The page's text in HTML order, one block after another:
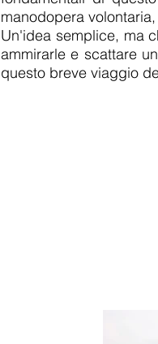
manodopera
Un'idea semplice, ma
ammirarle e scattare
questo breve viaggio